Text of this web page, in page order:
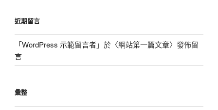
近期留言
「WordPress 示範留言者」於〈網站第一篇文章〉發佈留
言
彙整